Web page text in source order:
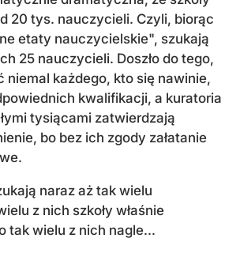
20 tys. nauczycieli. Czyli, biorąc
etaty nauczycielskie", szukają
25 nauczycieli. Doszło do tego,
niemal każdego, kto się nawinie,
kwalifikacji, a kuratoria
tysiącami zatwierdzają
bo bez ich zgody załatanie
naraz aż tak wielu
z nich szkoły właśnie
tak wielu z nich nagle...